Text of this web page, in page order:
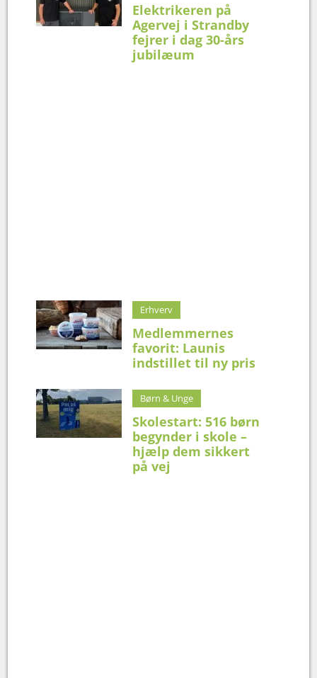
Elektrikeren på
Agervej i Strandby
fejrer i dag 30-års
jubilæum
Erhverv
Medlemmernes
favorit: Launis
indstillet til ny pris
Børn & Unge
Skolestart: 516 børn
begynder i skole –
hjælp dem sikkert
på vej